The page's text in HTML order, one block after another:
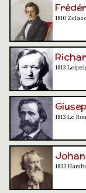
1810
1813
1813 Le
1833